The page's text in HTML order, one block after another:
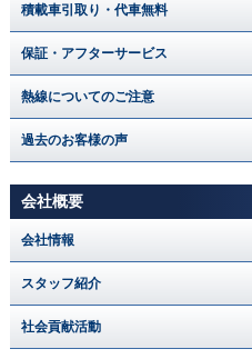
積載車引取り・代車無料
保証・アフターサービス
熱線についてのご注意
過去のお客様の声
会社概要
会社情報
スタッフ紹介
社会貢献活動